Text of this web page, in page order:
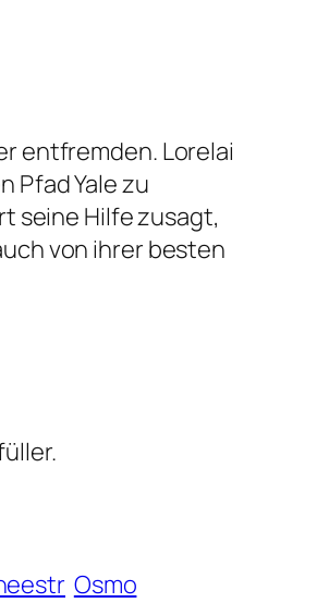
entfremden. Lorelai
Pfad Yale zu
seine Hilfe zusagt,
von ihrer besten
Osmo